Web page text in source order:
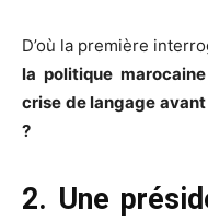
D’où la première
la politique
crise de langage
?
2. Une